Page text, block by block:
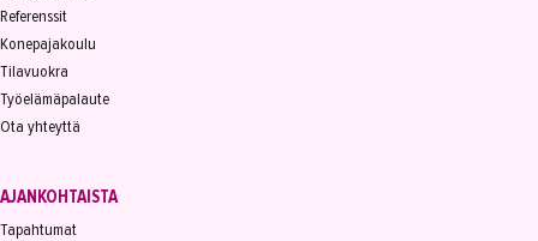
Referenssit
Konepajakoulu
Tilavuokra
Työelämäpalaute
Ota yhteyttä
AJANKOHTAISTA
Tapahtumat